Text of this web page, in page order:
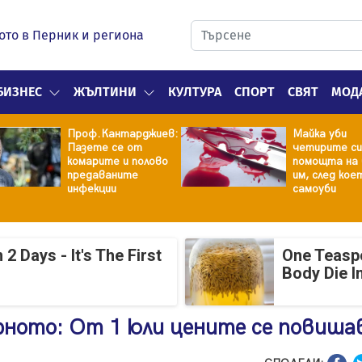
в Перник и региона
ЖЪЛТИНИ КУЛТУРА СПОРТ СВЯТ
Проф.Кантарджиев:
Пазете се от
комарите и полово
предаваните
инфекции
Майка уби
четирите
помощта на
им, след
самоуби
2 Days - It's The First
One
Body Die
От 1 юли цените се